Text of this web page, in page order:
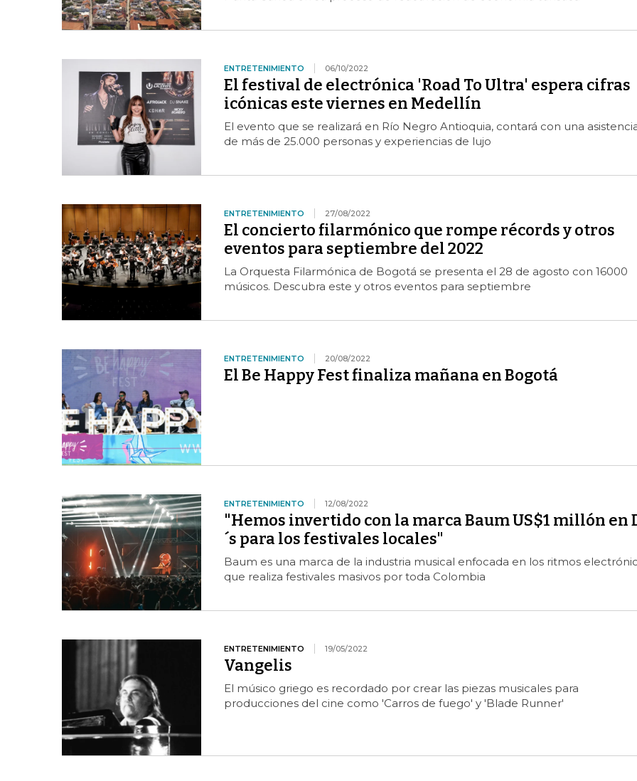
ENTRETENIMIENTO 06/10/2022
El festival de electrónica 'Road To Ultra' espera cifras
icónicas este viernes en Medellín
El evento que se realizará en Río Negro Antioquia, contará con una
de más de 25.000 personas y experiencias de lujo
ENTRETENIMIENTO 27/08/2022
El concierto filarmónico que rompe récords y otros
eventos para septiembre del 2022
La Orquesta Filarmónica de Bogotá se presenta el 28 de agosto con 16000
músicos. Descubra este y otros eventos para septiembre
ENTRETENIMIENTO 20/08/2022
El Be Happy Fest finaliza mañana en Bogotá
ENTRETENIMIENTO 12/08/2022
"Hemos invertido con la marca Baum US$1 millón en
´s para los festivales locales"
Baum es una marca de la industria musical enfocada en los ritmos
que realiza festivales masivos por toda Colombia
ENTRETENIMIENTO 19/05/2022
Vangelis
El músico griego es recordado por crear las piezas musicales para
producciones del cine como 'Carros de fuego' y 'Blade Runner'